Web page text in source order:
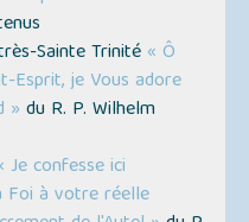
Sainte Trinité « Ô
Esprit, je Vous adore
» du R. P. Wilhelm
Je confesse ici
Foi à votre réelle